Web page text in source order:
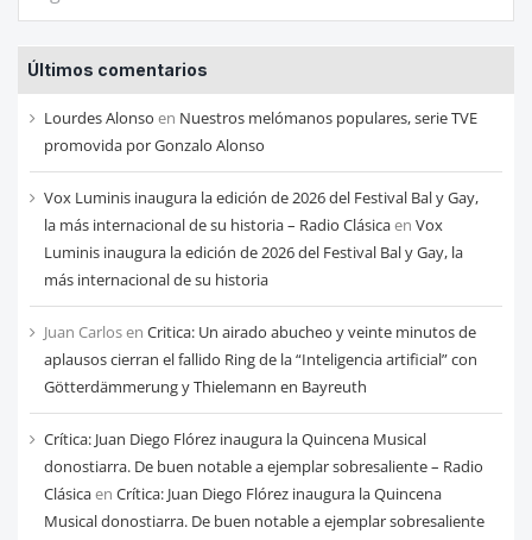
entradas
de
cada
mes
Últimos comentarios
Lourdes Alonso en Nuestros melómanos populares, serie TVE
promovida por Gonzalo Alonso
Vox Luminis inaugura la edición de 2026 del Festival Bal y Gay,
la más internacional de su historia – Radio Clásicaen Vox
Luminis inaugura la edición de 2026 del Festival Bal y Gay, la
más internacional de su historia
Juan Carlosen Critica: Un airado abucheo y veinte minutos de
aplausos cierran el fallido Ring de la “Inteligencia artificial” con
Götterdämmerung y Thielemann en Bayreuth
Crítica: Juan Diego Flórez inaugura la Quincena Musical
donostiarra. De buen notable a ejemplar sobresaliente – Radio
Clásicaen Crítica: Juan Diego Flórez inaugura la Quincena
Musical donostiarra. De buen notable a ejemplar sobresaliente